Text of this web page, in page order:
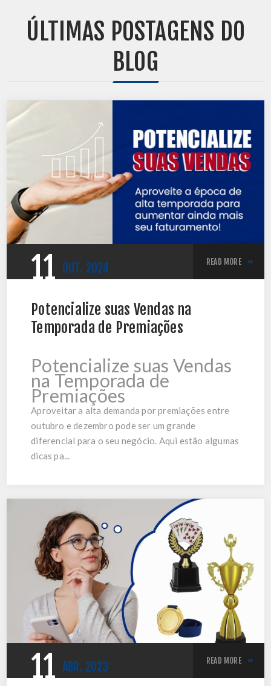
ÚLTIMAS POSTAGENS DO
BLOG
11 OUT. 2024 READ MORE
Potencialize suas Vendas na
Temporada de Premiações
Potencialize suas Vendas
na Temporada de
Premiações
Aproveitar a alta demanda por premiações entre
outubro e dezembro pode ser um grande
diferencial para o seu negócio. Aqui estão algumas
dicas pa...
11 ABR. 2023 READ MORE